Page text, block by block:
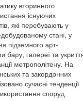
вторинного
існуючих
які перебувають у
стані, у
підземного арт-
бару, галереї та
метрополітену. На
та закордонних
сучасні тенденції
споруд